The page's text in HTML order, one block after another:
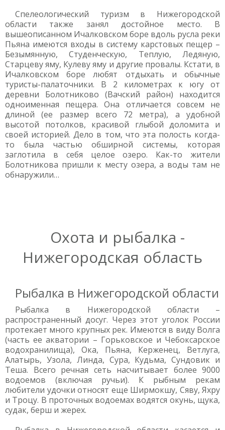
Спелеологический туризм в Нижегородской
области также занял достойное место. В
вышеописанном Ичалковском боре вдоль русла реки
Пьяна имеются входы в систему карстовых пещер –
Безымянную, Студенческую, Теплую, Ледяную,
Старцеву яму, Кулеву яму и другие провалы. Кстати, в
Ичалковском боре любят отдыхать и обычные
туристы-палаточники. В 2 километрах к югу от
деревни Болотниково (Вачский район) находится
одноименная пещера. Она отличается совсем не
длиной (ее размер всего 72 метра), а удобной
высотой потолков, красивой глыбой доломита и
своей историей. Дело в том, что эта полость когда-
то была частью обширной системы, которая
заглотила в себя целое озеро. Как-то жители
Болотникова пришли к месту озера, а воды там не
обнаружили…
Охота и рыбалка -
Нижегородская область
Рыбалка в Нижегородской области
Рыбалка в Нижегородской области –
распространенный досуг. Через этот уголок России
протекает много крупных рек. Имеются в виду Волга
(часть ее акватории – Горьковское и Чебоксарское
водохранилища), Ока, Пьяна, Керженец, Ветлуга,
Алатырь, Узола, Линда, Сура, Кудьма, Сундовик и
Теша. Всего речная сеть насчитывает более 9000
водоемов (включая ручьи). К рыбным рекам
любители удочки относят еще Ширмокшу, Сяву, Яхру
и Троцу. В проточных водоемах водятся окунь, щука,
судак, берш и жерех.